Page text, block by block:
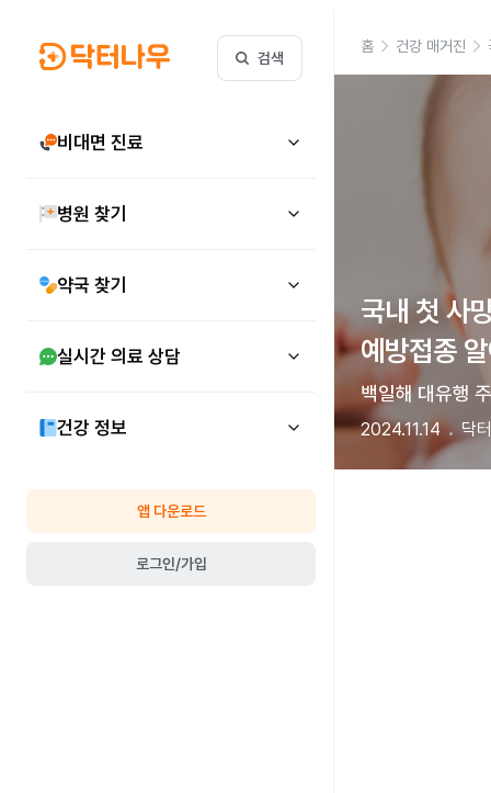
검색
비대면 진료
병원 찾기
약국 찾기
실시간 의료 상담
건강 정보
앱 다운로드
로그인/가입
홈 건강 매거진
국내 첫 사
예방접종
백일해 대유행
2024.11.14 닥